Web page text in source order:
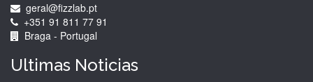
geral@fizzlab.pt
+351 91 811 77 91
Braga - Portugal
Ultimas Noticias